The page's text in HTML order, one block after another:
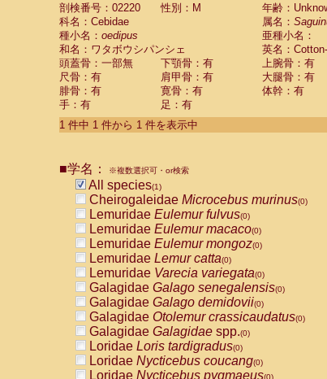
Cebidae Saguinus leucopus (0)
Cebidae
Cebidae
CebidaeSaguinus nigricollis (0)
Cebidae Saguinus oedipus
Cebidae Saguinus weddelli
Cebidae Saguinusspp.
Cebidae Aotus trivirgatus
Cebidae Cebus albifrons
CebidaeCebus nigrivittatus
CebidaeCebus
CebidaeSaimiri boliviensis(0)
CebidaeSaimiri sciureus(0)
AtelidaeAlouatta caraya(0)
AtelidaeAlouatta fusca(0)
AtelidaeAlouatta seniculus
AtelidaeAlouattaspp.(0)
AtelidaeAteles belzebuth(0)
AtelidaeAteles geoffroyi(0)
AtelidaeAteles paniscus(0)
AtelidaeAtelesspp.(0)
Atelidae Lagothrix lagothricha
AtelidaeLagothrix lagothricha cana
PitheciidaeCacajao calvus rubicundus
剖検番号：02220
性別：M
年齢：
科名：Cebidae
属名：
種小名： oedipus
亜種小名：
和名：ワタボウシパンシェ
英名：
頭蓋骨：一部無
下顎骨：有 上腕骨：有
尺骨：有
肩甲骨：有 大腿骨：有
腓骨：有
寛骨：有
体幹：有
手：有
足：有
1 件中 1 件から 1 件を表示中
■学名： ※複数選択可・or検索
All species(1)
Cheirogaleidae Microcebus murinus(0)
Lemuridae Eulemur fulvus(0)
Lemuridae Eulemur macaco(0)
Lemuridae Eulemur mongoz(0)
Lemuridae Lemur catta(0)
Lemuridae Varecia variegata(0)
Galagidae Galago senegalensis(0)
Galagidae Galago demidovii(0)
Galagidae Otolemur crassicaudatus(0)
Galagidae Galagidae spp.(0)
Loridae Loris tardigradus(0)
Loridae Nycticebus coucang(0)
Loridae Nycticebus pygmaeus(0)